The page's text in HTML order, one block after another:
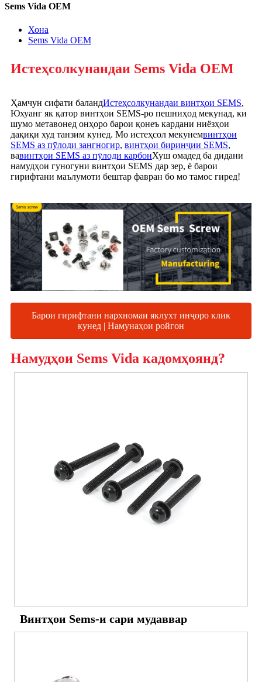
Sems Vida OEM
Хона
Sems Vida OEM
Истеҳсолкунандаи Sems Vida OEM
Ҳамчун сифати баландИстеҳсолкунандаи винтҳои SEMS,
Юхуанг як қатор винтҳои SEMS-ро пешниҳод мекунад, ки
шумо метавонед онҳоро барои қонеъ кардани ниёзҳои
дақиқи худ танзим кунед. Мо истеҳсол мекунемвинтҳои
SEMS аз пӯлоди зангногир, винтҳои биринҷии SEMS,
вавинтҳои SEMS аз пӯлоди карбонХуш омадед ба дидани
намудҳои гуногуни винтҳои SEMS дар зер, ё барои
гирифтани маълумоти бештар фавран бо мо тамос гиред!
Барои гирифтани нархномаи яклухт инҷоро клик
кунед | Намунаҳои ройгон
Намудҳои Sems Vida кадомҳоянд?
Винтҳои Sems-и сари мудаввар